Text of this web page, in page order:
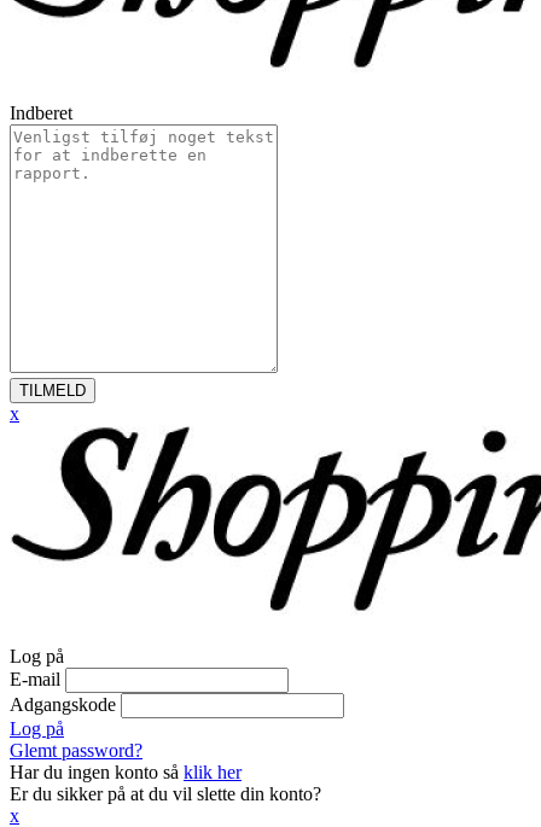
Indberet
TILMELD
x
Log på
E-mail
Adgangskode
Log på
Glemt password?
Har du ingen konto så klik her
Er du sikker på at du vil slette din konto?
x